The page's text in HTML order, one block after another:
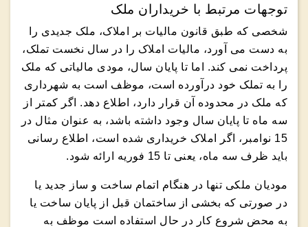
توجهات مرتبط با خریداران ملک
شخصی که طبق قانون مالیات بر املاک، ملک جدیدی را
به دست می آورد، مالیات املاک را در سال نخست تملک،
پرداخت نمی کند. اما تا پایان سال، مودی مالیاتی که ملک
را به تملک خود درآورده است، موظف است به شهرداری
که ملک در محدوده آن قرار دارد، اطلاع دهد. اگر کمتر از
سه ماه تا پایان سال وجود داشته باشد، به عنوان مثال در
15 نوامبر، اگر املاک خریداری شده است، اطلاع رسانی
باید ظرف سه ماه، یعنی تا 15 فوریه ارائه شود.
مودیان ملکی تنها در هنگام اتمام ساخت و ساز جدید یا
در صورتی که بخشی از ساختمان قبل از پایان ساخت یا
به محض شروع كار در حال استفاده است موظف به